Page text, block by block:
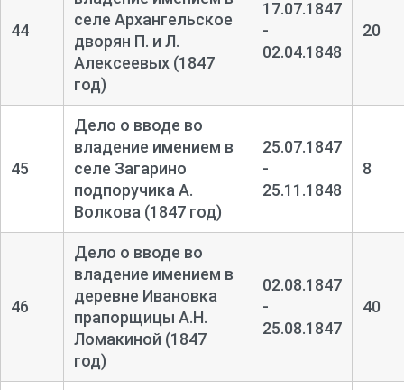
44
селе Архангельское
дворян П. и Л.
Алексеевых (1847
год)
17.07.1847
-
02.04.1848
20
45
Дело о вводе во
владение имением в
селе Загарино
подпоручика А.
Волкова (1847 год)
25.07.1847
-
25.11.1848
8
46
Дело о вводе во
владение имением в
деревне Ивановка
прапорщицы А.Н.
Ломакиной (1847
год)
02.08.1847
-
25.08.1847
40